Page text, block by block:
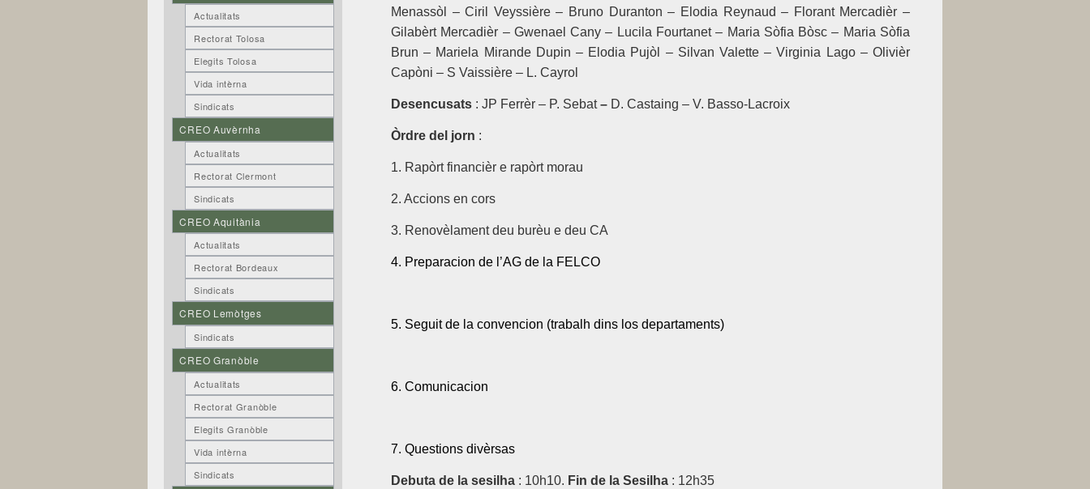
Menassòl – Ciril Veyssière – Bruno Duranton – Elodia Reynaud – Florant Mercadièr –
Gilabèrt Mercadièr – Gwenael Cany – Lucila Fourtanet – Maria Sòfia Bòsc – Maria Sòfia
Brun – Mariela Mirande Dupin – Elodia Pujòl – Silvan Valette – Virginia Lago – Olivièr
Capòni – S Vaissière – L. Cayrol
Desencusats : JP Ferrèr – P. Sebat– D. Castaing – V. Basso-Lacroix
Òrdre del jorn :
1. Rapòrt financièr e rapòrt morau
2. Accions en cors
3. Renovèlament deu burèu e deu CA
4. Preparacion de l’AG de la FELCO
5. Seguit de la convencion (trabalh dins los departaments)
6. Comunicacion
7. Questions divèrsas
Debuta de la sesilha : 10h10. Fin de la Sesilha : 12h35
Actualitats
Rectorat Tolosa
Elegits Tolosa
Vida intèrna
Sindicats
CREO Auvèrnha
Actualitats
Rectorat Clermont
Sindicats
CREO Aquitània
Actualitats
Rectorat Bordeaux
Sindicats
CREO Lemòtges
Sindicats
CREO Granòble
Actualitats
Rectorat Granòble
Elegits Granòble
Vida intèrna
Sindicats